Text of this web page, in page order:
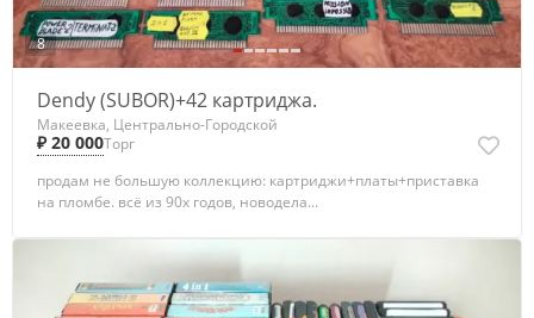
8
Dendy (SUBOR)+42 картриджа.
Макеевка, Центрально-Городской
₽ 20 000Торг
продам не большую коллекцию: картриджи+платы+приставка
на пломбе. всё из 90х годов, новодела...